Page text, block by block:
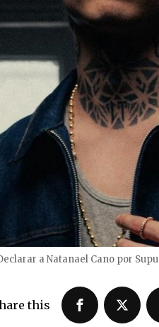
a Natanael Cano por
this